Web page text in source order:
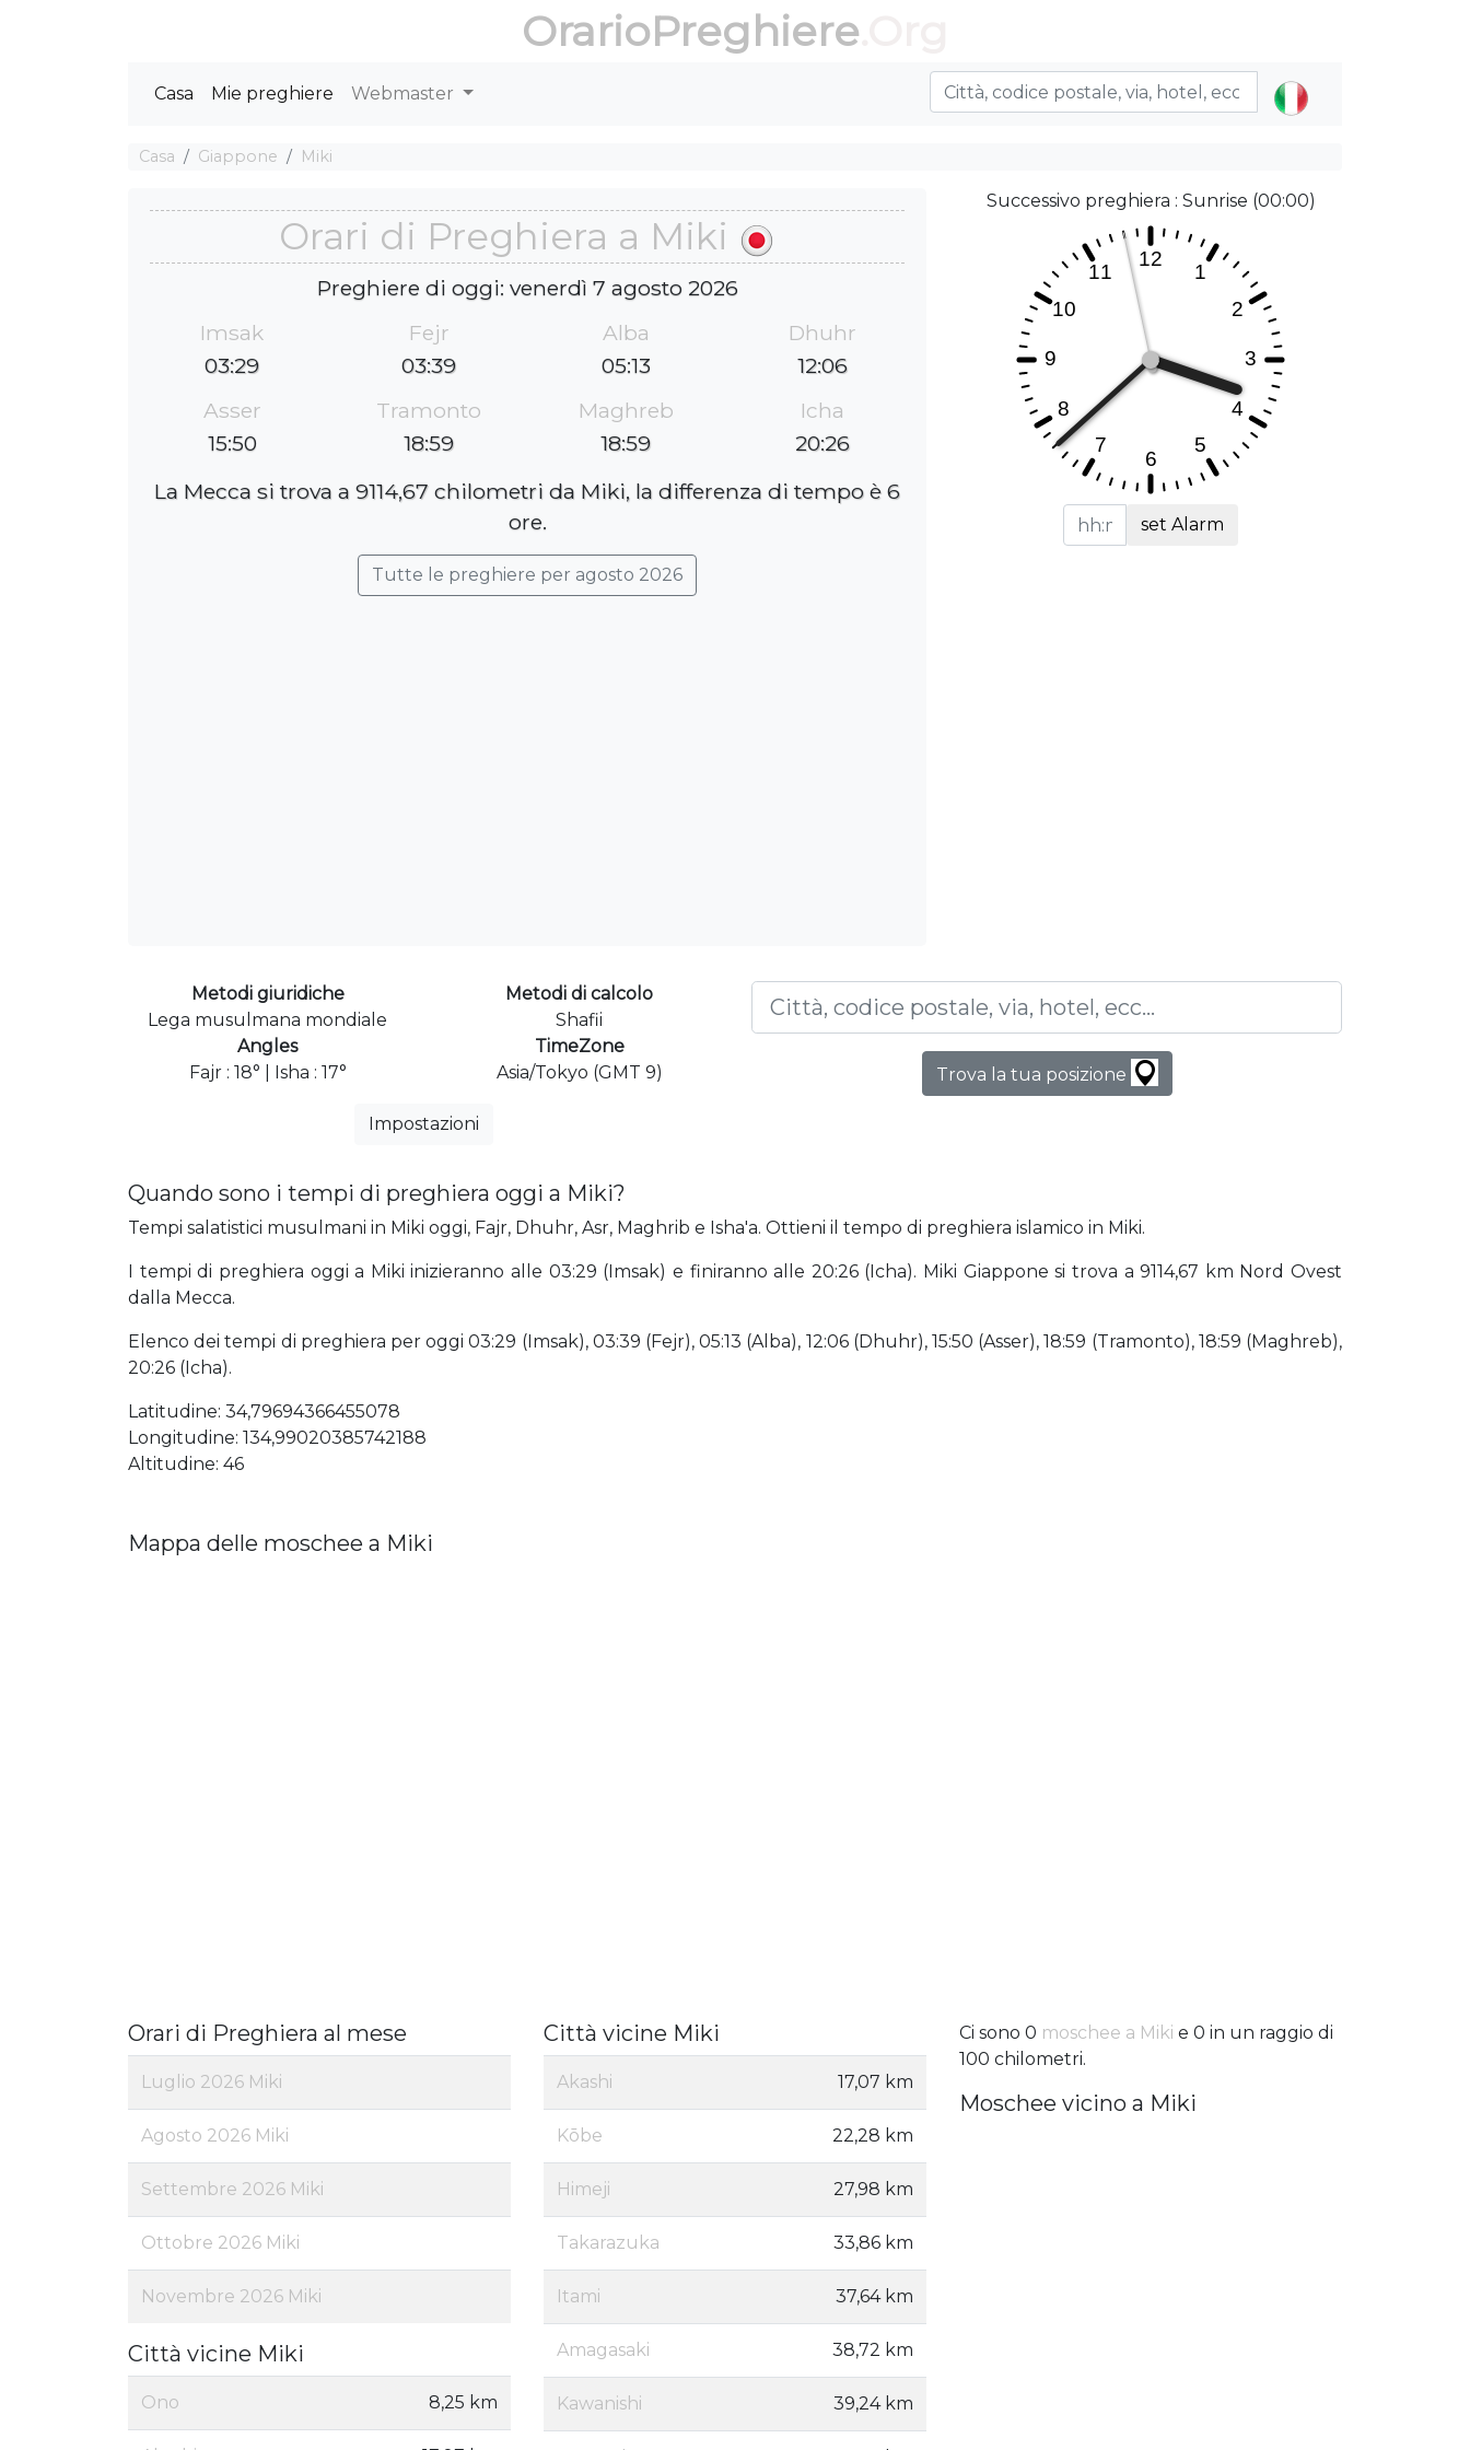
OrarioPreghiere
Casa Mie preghiere Webmaster
Casa Giappone Miki
Orari di Preghiera a Miki
Preghiere di oggi: venerdì 7 agosto 2026
Imsak
03:29
Fejr
03:39
Alba
05:13
Dhuhr
12:06
Asser
15:50
Tramonto
18:59
Maghreb
18:59
Icha
20:26
La Mecca si trova a 9114,67 chilometri da Miki, la differenza di tempo è 6
ore.
Tutte le preghiere per agosto 2026
Successivo preghiera : Sunrise (00:00)
set Alarm
Metodi giuridiche
Lega musulmana mondiale
Metodi di calcolo
Shafii
Angles
Fajr : 18° | Isha : 17°
TimeZone
Asia/Tokyo (GMT 9)
Impostazioni
Trova la tua posizione
Quando sono i tempi di preghiera oggi a Miki?
Tempi salatistici musulmani in Miki oggi, Fajr, Dhuhr, Asr, Maghrib e Isha'a. Ottieni il tempo di preghiera islamico in Miki.
I tempi di preghiera oggi a Miki inizieranno alle 03:29 (Imsak) e finiranno alle 20:26 (Icha). Miki Giappone si trova a 9114,67 km Nord Ovest
dalla Mecca.
Elenco dei tempi di preghiera per oggi 03:29 (Imsak), 03:39 (Fejr), 05:13 (Alba), 12:06 (Dhuhr), 15:50 (Asser), 18:59 (Tramonto), 18:59 (Maghreb),
20:26 (Icha).
Latitudine: 34,79694366455078
Longitudine: 134,99020385742188
Altitudine: 46
Mappa delle moschee a Miki
Orari di Preghiera al mese
Luglio 2026 Miki
Agosto 2026 Miki
Settembre 2026 Miki
Ottobre 2026 Miki
Novembre 2026 Miki
Città vicine Miki
Ono 8,25 km
Città vicine Miki
Akashi 17,07 km
Kōbe 22,28 km
Himeji 27,98 km
Takarazuka 33,86 km
Itami 37,64 km
Amagasaki 38,72 km
Kawanishi 39,24 km
Ci sono 0 moschee a Miki e 0 in un raggio di
100 chilometri.
Moschee vicino a Miki